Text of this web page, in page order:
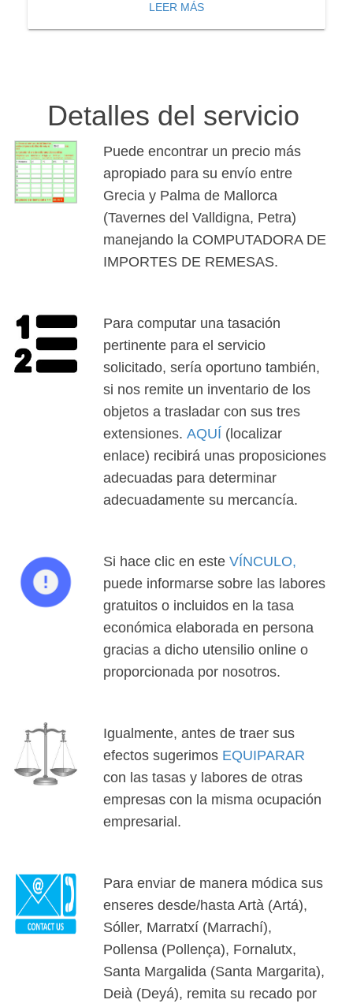
LEER MÁS
Detalles del servicio
Puede encontrar un precio más
apropiado para su envío entre
Grecia y Palma de Mallorca
(Tavernes del Valldigna, Petra)
manejando la COMPUTADORA DE
IMPORTES DE REMESAS.
Para computar una tasación
pertinente para el servicio
solicitado, sería oportuno también,
si nos remite un inventario de los
objetos a trasladar con sus tres
extensiones. AQUÍ (localizar
enlace) recibirá unas proposiciones
adecuadas para determinar
adecuadamente su mercancía.
Si hace clic en este VÍNCULO,
puede informarse sobre las labores
gratuitos o incluidos en la tasa
económica elaborada en persona
gracias a dicho utensilio online o
proporcionada por nosotros.
Igualmente, antes de traer sus
efectos sugerimos EQUIPARAR
con las tasas y labores de otras
empresas con la misma ocupación
empresarial.
Para enviar de manera módica sus
enseres desde/hasta Artà (Artá),
Sóller, Marratxí (Marrachí),
Pollensa (Pollença), Fornalutx,
Santa Margalida (Santa Margarita),
Deià (Deyá), remita su recado por